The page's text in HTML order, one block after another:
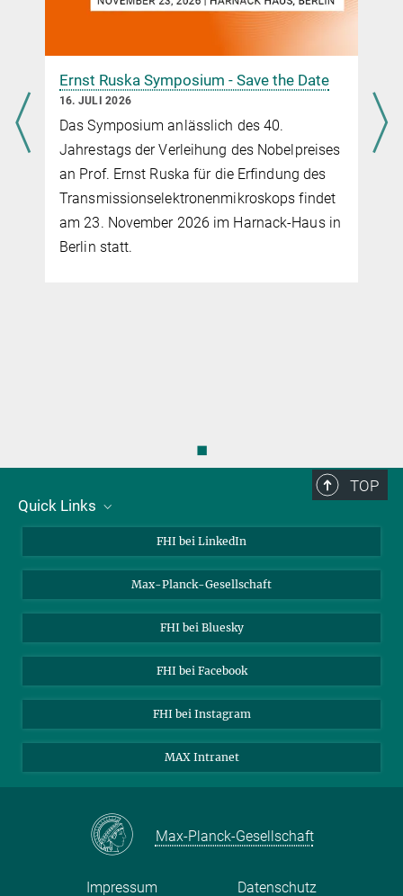
Ernst Ruska Symposium - Save the Date
16. JULI 2026
Das Symposium anlässlich des 40.
Jahrestags der Verleihung des Nobelpreises
an Prof. Ernst Ruska für die Erfindung des
Transmissionselektronenmikroskops findet
am 23. November 2026 im Harnack-Haus in
Berlin statt.
◼
TOP
Quick Links
Kontakt
Stellenangebote
FHI bei LinkedIn
Max-Planck-Gesellschaft
FHI bei Bluesky
FHI bei Facebook
FHI bei Instagram
MAX Intranet
Max-Planck-Gesellschaft
Impressum Datenschutz